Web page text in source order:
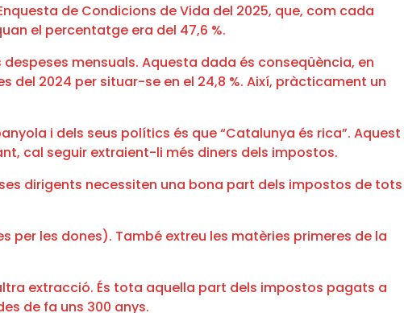
de Condicions de Vida del 2025, que, com cada
el percentatge era del 47,6 %.
mensuals. Aquesta dada és conseqüència, en
2024 per situar-se en el 24,8 %. Així, pràcticament un
i dels seus polítics és que “Catalunya és rica”. Aquest
cal seguir extraient-li més diners dels impostos.
dirigents necessiten una bona part dels impostos de tots
les dones). També extreu les matèries primeres de la
extracció. És tota aquella part dels impostos pagats a
de fa uns 300 anys.